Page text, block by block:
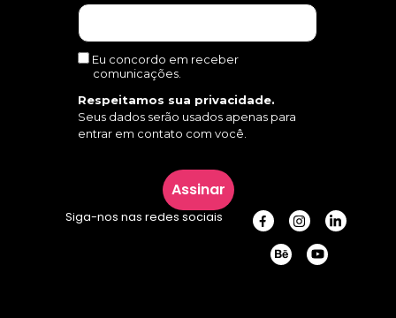
Eu concordo em receber
comunicações.
Respeitamos sua privacidade.
Seus dados serão usados apenas para
entrar em contato com você.
Assinar
Siga-nos nas redes sociais